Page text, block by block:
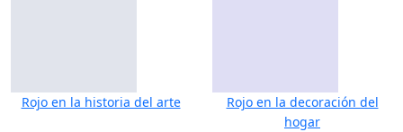
Rojo en la historia del arte
Rojo en la decoración del
hogar